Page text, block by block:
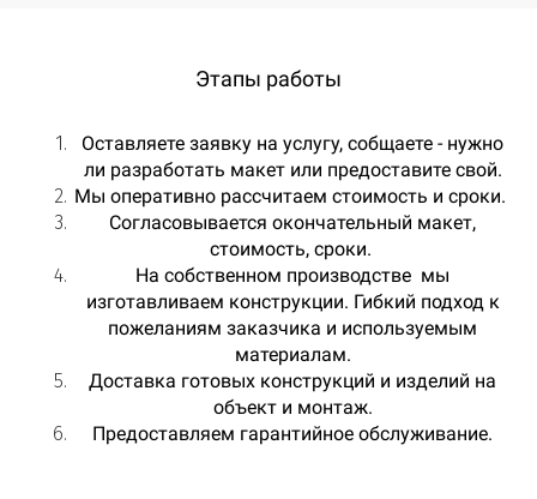
Этапы работы
Оставляете заявку на услугу, собщаете - нужно
ли разработать макет или предоставите свой.
Мы оперативно рассчитаем стоимость и сроки.
Согласовывается окончательный макет,
стоимость, сроки.
На собственном производстве мы
изготавливаем конструкции. Гибкий подход к
пожеланиям заказчика и используемым
материалам.
Доставка готовых конструкций и изделий на
объект и монтаж.
Предоставляем гарантийное обслуживание.